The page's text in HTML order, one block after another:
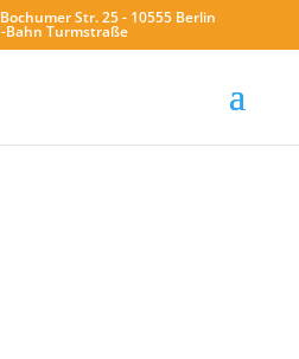
Str. 25 - 10555 Berlin
Bahn Turmstraße